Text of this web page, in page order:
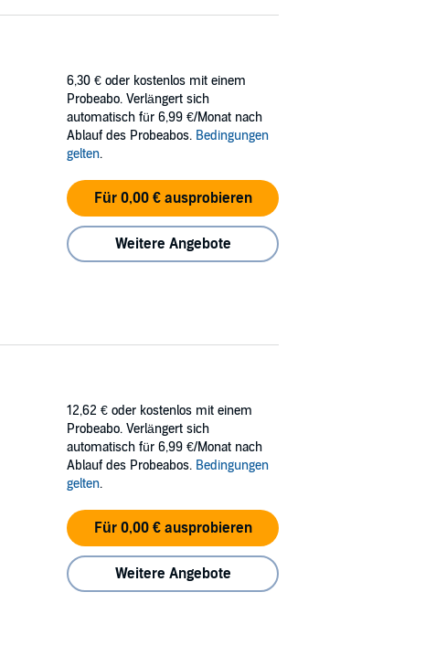
6,30 € oder kostenlos mit einem
Probeabo. Verlängert sich
automatisch für 6,99 €/Monat nach
Ablauf des Probeabos. Bedingungen
gelten.
Für 0,00 € ausprobieren
Weitere Angebote
12,62 € oder kostenlos mit einem
Probeabo. Verlängert sich
automatisch für 6,99 €/Monat nach
Ablauf des Probeabos. Bedingungen
gelten.
Für 0,00 € ausprobieren
Weitere Angebote